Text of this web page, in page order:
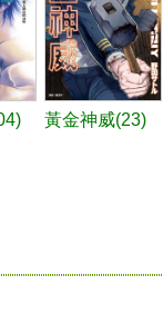
黃金神威(23)